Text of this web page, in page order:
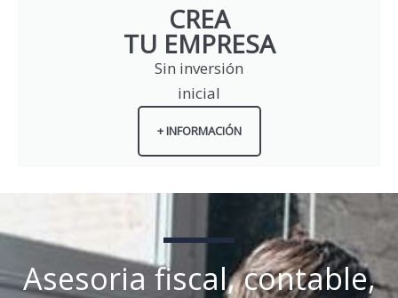
CREA
TU EMPRESA
Sin inversión
inicial
+ INFORMACIÓN
Asesoria fiscal, contable,